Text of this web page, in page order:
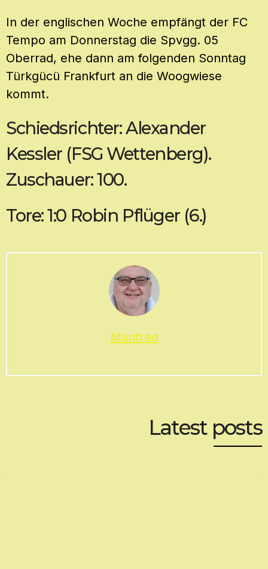
In der englischen Woche empfängt der FC
Tempo am Donnerstag die Spvgg. 05
Oberrad, ehe dann am folgenden Sonntag
Türkgücü Frankfurt an die Woogwiese
kommt.
Schiedsrichter: Alexander
Kessler (FSG Wettenberg).
Zuschauer: 100.
Tore: 1:0 Robin Pflüger (6.)
Manfred
Latest posts